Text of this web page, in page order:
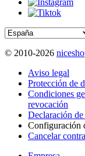
© 2010-2026
Aviso legal
Protección de
Condiciones
revocación
Declaración
Configuración
Cancelar